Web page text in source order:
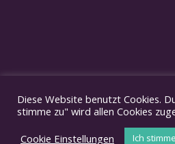
Diese Website benutzt Cookies.
stimme zu" wird allen Cookies
Cookie Einstellungen
Ich